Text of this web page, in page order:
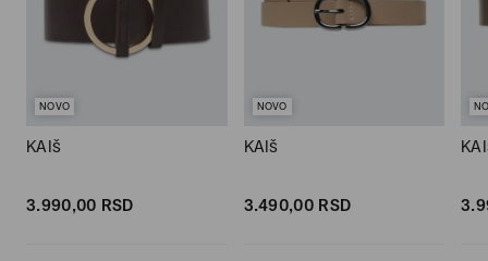
NOVO
KAIš
3.990,00 RSD
NOVO
KAIš
3.490,00 RSD